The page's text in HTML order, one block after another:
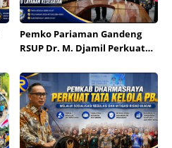
Pemko Pariaman Gandeng
RSUP Dr. M. Djamil Perkuat
Layanan Kesehatan